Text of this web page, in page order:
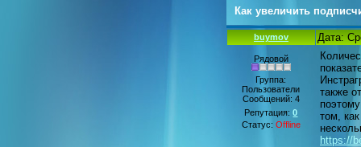
Как увеличить
buymov Дата:
Рядовой
Группа:
Пользователи
Сообщений: 4
Репутация:0
Статус: Offline
также
том,
https://